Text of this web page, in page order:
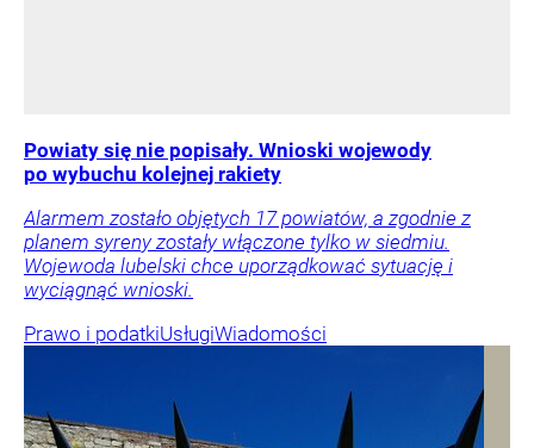
Powiaty się nie popisały. Wnioski wojewody
po wybuchu kolejnej rakiety
Alarmem zostało objętych 17 powiatów, a zgodnie z
planem syreny zostały włączone tylko w siedmiu.
Wojewoda lubelski chce uporządkować sytuację i
wyciągnąć wnioski.
Prawo i podatkiUsługiWiadomości